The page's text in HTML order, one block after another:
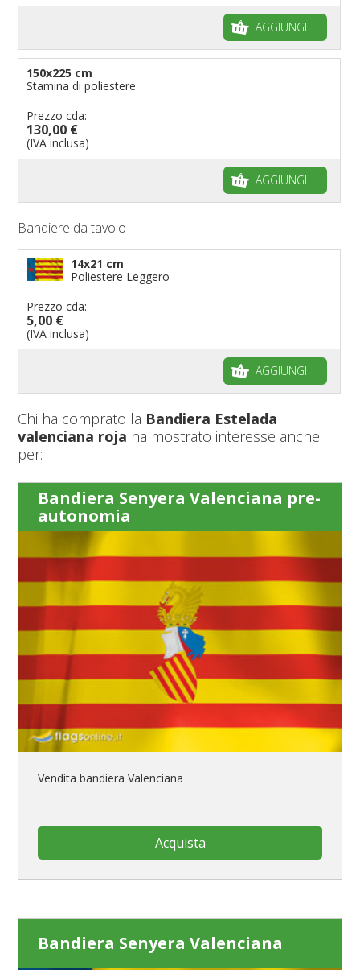
AGGIUNGI
150x225 cm
Stamina di poliestere
Prezzo cda:
130,00 €
(IVA inclusa)
AGGIUNGI
Bandiere da tavolo
14x21 cm
Poliestere Leggero
Prezzo cda:
5,00 €
(IVA inclusa)
AGGIUNGI
Chi ha comprato la Bandiera Estelada
valenciana roja ha mostrato interesse anche
per:
Bandiera Senyera Valenciana pre-
autonomia
Vendita bandiera Valenciana
Acquista
Bandiera Senyera Valenciana